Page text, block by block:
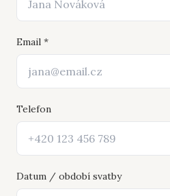
Email *
Telefon
Datum / období svatby